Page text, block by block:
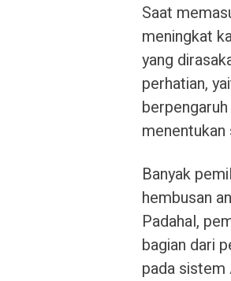
Saat
meningkat
yang
perhatian,
Banyak
hembusan
Padahal,
bagian dari
pada sistem